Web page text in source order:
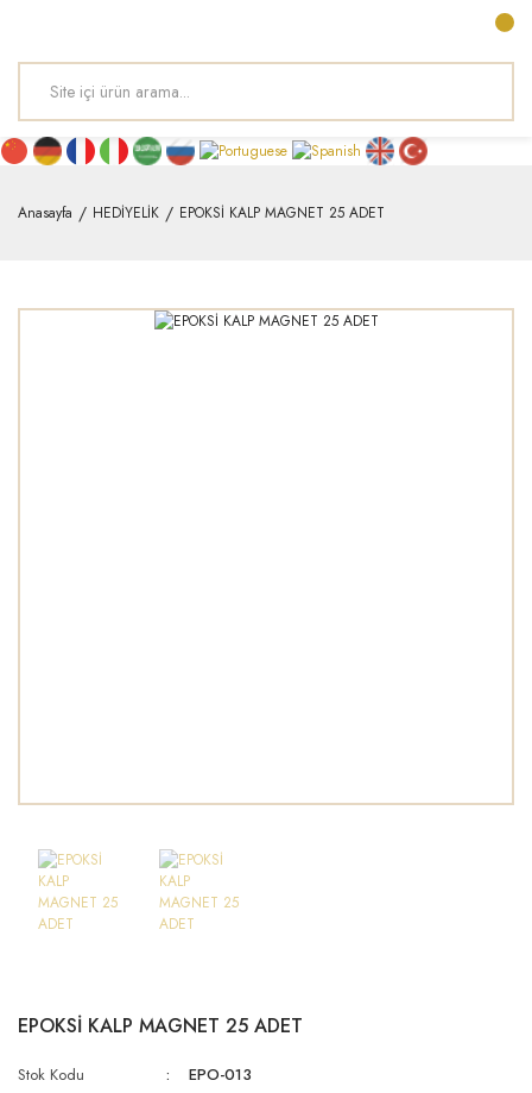
Anasayfa HEDİYELİK EPOKSİ KALP MAGNET 25 ADET
EPOKSİ KALP MAGNET 25 ADET
Stok Kodu
EPO-013